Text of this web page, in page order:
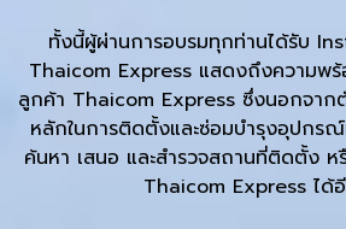
ทั้งนี้ผู้ผ่านการอบรมทุกท่านได้รับ
Thaicom Express แสดงถึงความพร้
ลูกค้า Thaicom Express ซึ่งนอกจาก
หลักในการติดตั้งและซ่อมบำรุงอุปกร
ค้นหา เสนอ และสำรวจสถานที่ติดตั้ง ห
Thaicom Express ได้